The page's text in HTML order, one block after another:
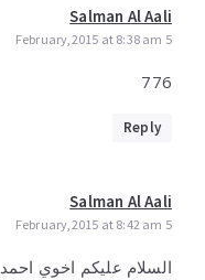
Salman Al Aali
5 February,2015 at 8:38 am
776
Reply
Salman Al Aali
5 February,2015 at 8:42 am
السلام عليكم اخوي احمد